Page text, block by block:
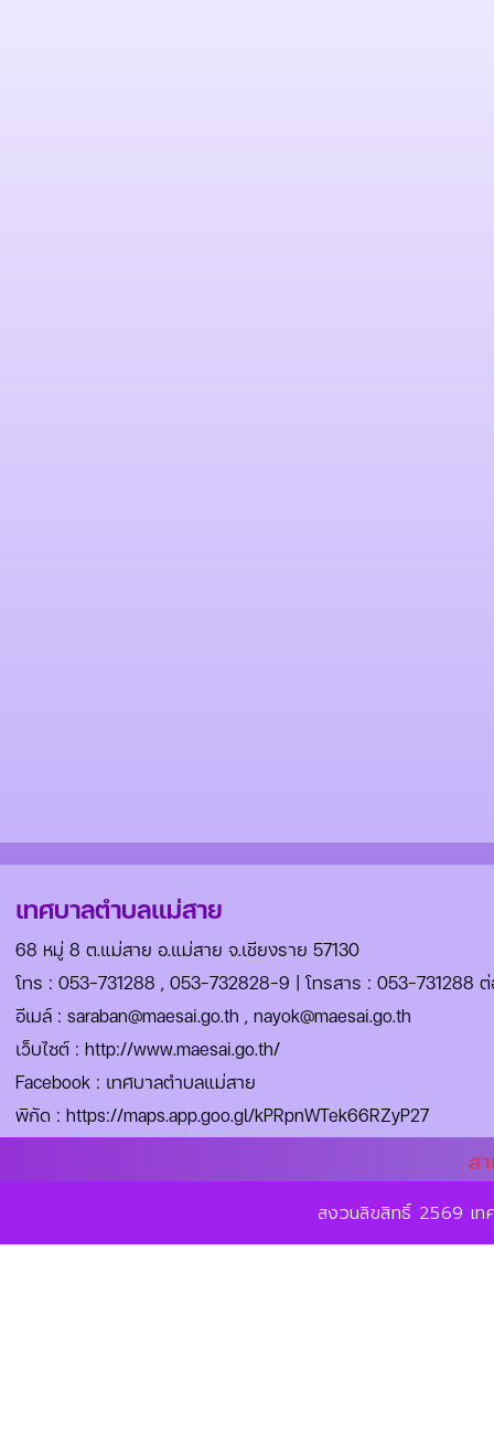
เทศบาลตำบลแม่สาย
68 หมู่ 8 ต.แม่สาย อ.แม่สาย จ.เชียงราย 57130
โทร : 053-731288 , 053-732828-9 | โทรสาร : 053-731288
อีเมล์ : saraban@maesai.go.th , nayok@maesai.go.th
เว็บไซต์ : http://www.maesai.go.th/
Facebook : เทศบาลตำบลแม่สาย
พิกัด : https://maps.app.goo.gl/kPRpnWTek66RZyP27
ส
สงวนลิขสิทธิ์ 2569 เ